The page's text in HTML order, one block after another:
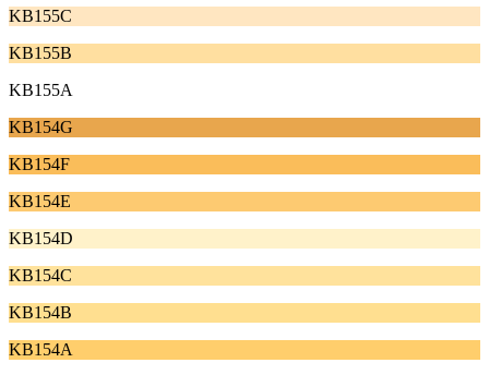
KB155C
KB155B
KB155A
KB154G
KB154F
KB154E
KB154D
KB154C
KB154B
KB154A